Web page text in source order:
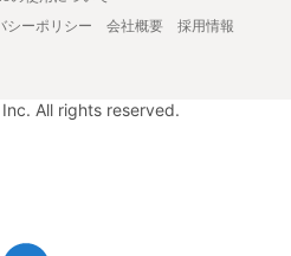
シーポリシー 会社概要
採用情報
All rights reserved.